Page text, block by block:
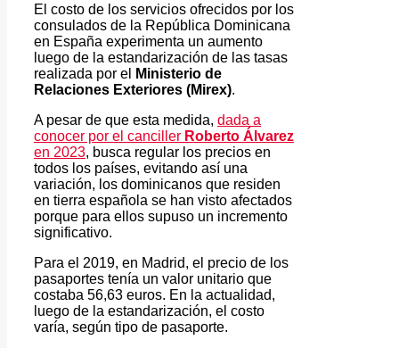
El costo de los servicios ofrecidos por los
consulados de la República Dominicana
en España experimenta un aumento
luego de la estandarización de las tasas
realizada por el
Ministerio de
Relaciones Exteriores (Mirex).
A pesar de que esta medida, dada a
conocer por el canciller Roberto Álvarez
en 2023, busca regular los precios en
todos los países, evitando así una
variación, los dominicanos que residen
en tierra española se han visto afectados
porque para ellos supuso un incremento
significativo.
Para el 2019, en Madrid, el precio de los
pasaportes tenía un valor unitario que
costaba 56,63 euros. En la actualidad,
luego de la estandarización, el costo
varía, según tipo de pasaporte.